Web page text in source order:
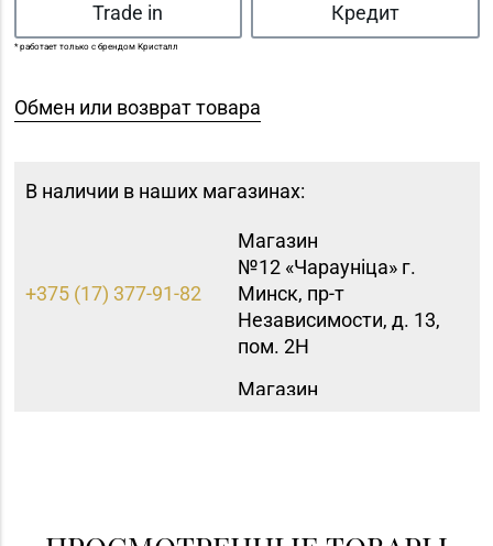
Trade in Кредит
* работает только с брендом Кристалл
Обмен или возврат товара
В наличии в наших магазинах:
+375 (17) 377-91-82
Магазин
№12 «Чараунiца» г.
Минск, пр-т
Независимости, д. 13,
пом. 2Н
Магазин
Магазин